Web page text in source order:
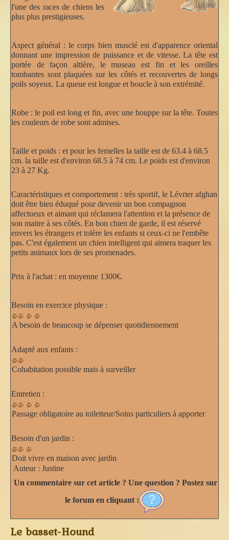
l'une des races de chiens les
plus plus prestigieuses.
Aspect général : le corps bien musclé est d'apparence oriental
donnant une impression de puissance et de vitesse. La tête est
portée de façon altière, le museau est fin et les oreilles
tombantes sont plaquées sur les côtés et recouvertes de longs
poils soyeux. La queue est longue et boucle à son extrémité.
Robe : le poil est long et fin, avec une houppe sur la tête. Toutes
les couleurs de robe sont admises.
Taille et poids : et pour les femelles la taille est de 63.4 à 68.5
cm. la taille est d'environ 68.5 à 74 cm. Le poids est d'environ
23 à 27 Kg.
Caractéristiques et comportement : très sportif, le Lévrier afghan
doit être bien éduqué pour devenir un bon compagnon
affectueux et aimant qui réclamera l'attention et la présence de
son maitre à ses côtés. En bon chien de garde, il est réservé
envers les étrangers et tolère les enfants si ceux-ci ne l'embête
pas. C'est également un chien intelligent qui aimera traquer les
petits animaux lors de ses promenades.
Prix à l'achat : en moyenne 1300€.
Besoin en exercice physique :
A besoin de beaucoup se dépenser quotidiennement
Adapté aux enfants :
Cohabitation possible mais à surveiller
Entretien :
Passage obligatoire au toiletteur/Soins particuliers à apporter
Besoin d'un jardin :
Doit vivre en maison avec jardin
Auteur : Justine
Un commentaire sur cet article ? Une question ? Postez sur
le forum en cliquant :
Le basset-Hound